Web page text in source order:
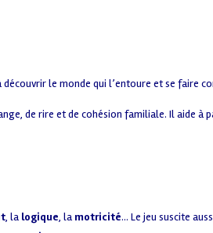
le monde qui l’entoure et se faire
de rire et de cohésion familiale. Il aide à
, la logique, la motricité… Le jeu suscite